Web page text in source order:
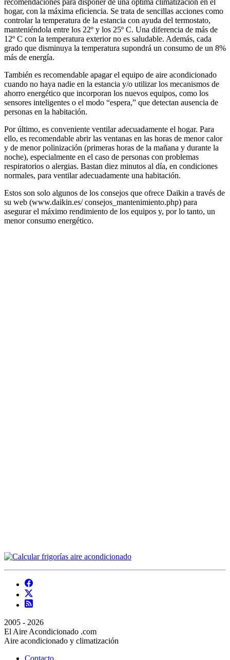
hogar, con la máxima eficiencia. Se trata de sencillas acciones como
controlar la temperatura de la estancia con ayuda del termostato,
manteniéndola entre los 22º y los 25º C. Una diferencia de más de
12º C con la temperatura exterior no es saludable. Además, cada
grado que disminuya la temperatura supondrá un consumo de un 8%
más de energía.
También es recomendable apagar el equipo de aire acondicionado
cuando no haya nadie en la estancia y/o utilizar los mecanismos de
ahorro energético que incorporan los nuevos equipos, como los
sensores inteligentes o el modo “espera,” que detectan ausencia de
personas en la habitación.
Por último, es conveniente ventilar adecuadamente el hogar. Para
ello, es recomendable abrir las ventanas en las horas de menor calor
y de menor polinización (primeras horas de la mañana y durante la
noche), especialmente en el caso de personas con problemas
respiratorios o alergias. Bastan diez minutos al día, en condiciones
normales, para ventilar adecuadamente una habitación.
Estos son solo algunos de los consejos que ofrece Daikin a través de
su web (www.daikin.es/ consejos_mantenimiento.php) para
asegurar el máximo rendimiento de los equipos y, por lo tanto, un
menor consumo energético.
2005 - 2026
El Aire Acondicionado .com
Aire acondicionado y climatización
Contacto